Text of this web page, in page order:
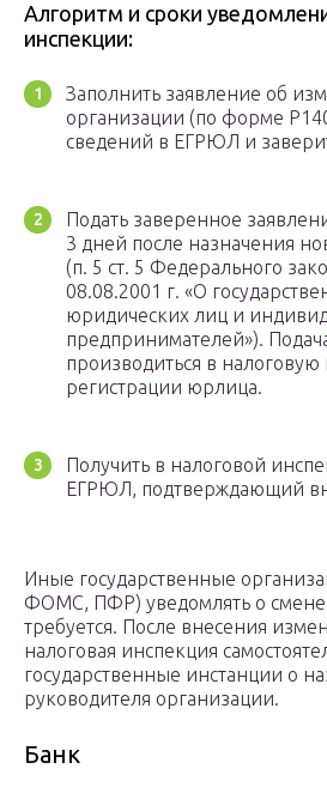
Алгоритм и сроки
инспекции:
Заполнить заявление об
организации (по форме
сведений в ЕГРЮЛ и
Подать заверенное
3 дней после назначения
(п. 5 ст. 5 Федерального
08.08.2001 г. «О
юридических лиц и
предпринимателей»).
производиться в налоговую
регистрации юрлица.
Получить в налоговой
ЕГРЮЛ, подтверждающий
Иные государственные
ФОМС, ПФР) уведомлять о смене
требуется. После внесения
налоговая инспекция
государственные инстанции о
руководителя организации.
Банк